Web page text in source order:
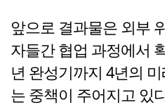
앞으로 결과물은 외부
자들간 협업 과정에서
년 완성기까지 4년의
는 중책이 주어지고 있